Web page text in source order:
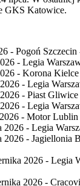
GKS Katowice.
- Pogoń Szczecin
- Legia
- Korona
- Legia
- Piast
- Legia
- Motor Lublin
2026 - Legia
- Jagiellonia
2026 - Legia
2026 -